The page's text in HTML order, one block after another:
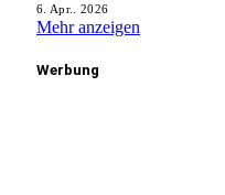
6. Apr.. 2026
Mehr anzeigen
Werbung